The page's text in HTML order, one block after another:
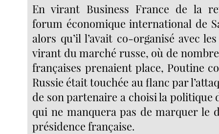
En virant Business France de la
forum économique international de
alors qu’il l’avait co-organisé avec
virant du marché russe, où de
françaises prenaient place, Poutine
Russie était touchée au flanc par
de son partenaire a choisi la politique
qui ne manquera pas de marquer le
présidence française.